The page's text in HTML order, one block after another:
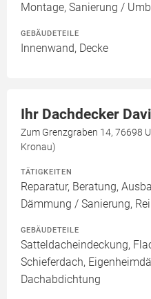
Montage, Sanierung /
GEBÄUDETEILE
Innenwand, Decke
Ihr Dachdecker
Zum Grenzgraben 14, 76698
Kronau)
TÄTIGKEITEN
Reparatur, Beratung,
Dämmung / Sanierung,
GEBÄUDETEILE
Satteldacheindeckung,
Schieferdach,
Dachabdichtung